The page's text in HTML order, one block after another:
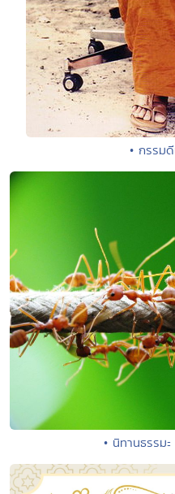
• กรรม
• นิทานธรรม